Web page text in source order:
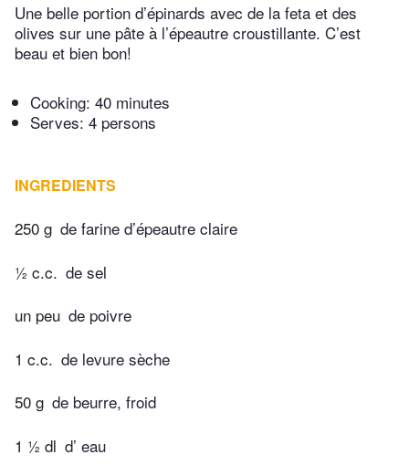
Une belle portion d’épinards avec de la feta et des
olives sur une pâte à l’épeautre croustillante. C’est
beau et bien bon!
Cooking: 40 minutes
Serves: 4 persons
INGREDIENTS
250 g de farine d’épeautre claire
½ c.c. de sel
un peu de poivre
1 c.c. de levure sèche
50 g de beurre, froid
1 ½ dl d’ eau